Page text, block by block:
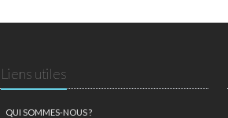
Liens utiles
QUI SOMMES-NOUS ?